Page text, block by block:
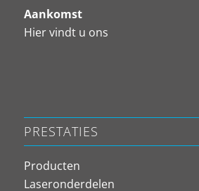
Aankomst
Hier vindt u ons
PRESTATIES
Producten
Laseronderdelen